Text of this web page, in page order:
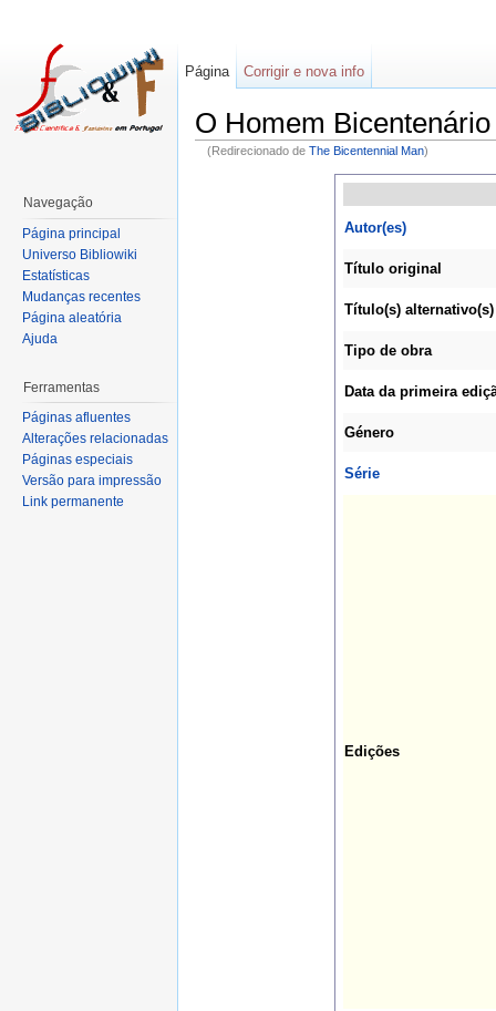
O Homem
(Redirecionado de The Bicentennial Man)
Autor(es)
Título original
Título(s) alternativo(s)
Tipo de obra
Data da primeira
Género
Série
Edições
Página Corrigir e nova info
Navegação
Página principal
Universo Bibliowiki
Estatísticas
Mudanças recentes
Página aleatória
Ajuda
Ferramentas
Páginas afluentes
Alterações relacionadas
Páginas especiais
Versão para impressão
Link permanente